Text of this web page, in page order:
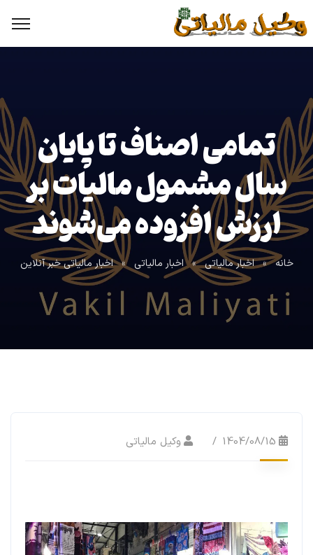
تمامی اصناف تا پایان
سال مشمول مالیات بر
ارزش افزوده می‌شوند
خانه » اخبار مالیاتی » اخبار مالیاتی » اخبار مالیاتی خبر آنلاین
1404/08/15 وکیل مالیاتی